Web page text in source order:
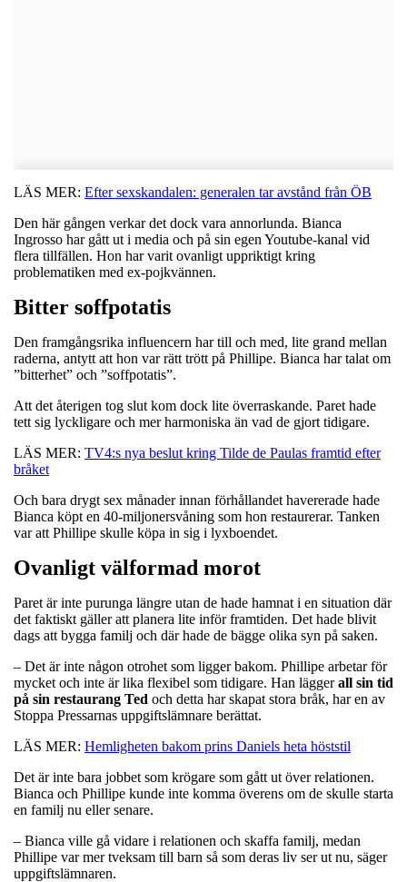
LÄS MER: Efter sexskandalen: generalen tar avstånd från ÖB
Den här gången verkar det dock vara annorlunda. Bianca
Ingrosso har gått ut i media och på sin egen Youtube-kanal vid
flera tillfällen. Hon har varit ovanligt uppriktigt kring
problematiken med ex-pojkvännen.
Bitter soffpotatis
Den framgångsrika influencern har till och med, lite grand mellan
raderna, antytt att hon var rätt trött på Phillipe. Bianca har talat om
”bitterhet” och ”soffpotatis”.
Att det återigen tog slut kom dock lite överraskande. Paret hade
tett sig lyckligare och mer harmoniska än vad de gjort tidigare.
LÄS MER: TV4:s nya beslut kring Tilde de Paulas framtid efter
bråket
Och bara drygt sex månader innan förhållandet havererade hade
Bianca köpt en 40-miljonersvåning som hon restaurerar. Tanken
var att Phillipe skulle köpa in sig i lyxboendet.
Ovanligt välformad morot
Paret är inte purunga längre utan de hade hamnat i en situation där
det faktiskt gäller att planera lite inför framtiden. Det hade blivit
dags att bygga familj och där hade de bägge olika syn på saken.
– Det är inte någon otrohet som ligger bakom. Phillipe arbetar för
mycket och inte är lika flexibel som tidigare. Han läggerall sin tid
på sin restaurang Ted och detta har skapat stora bråk, har en av
Stoppa Pressarnas uppgiftslämnare berättat.
LÄS MER: Hemligheten bakom prins Daniels heta höststil
Det är inte bara jobbet som krögare som gått ut över relationen.
Bianca och Phillipe kunde inte komma överens om de skulle starta
en familj nu eller senare.
– Bianca ville gå vidare i relationen och skaffa familj, medan
Phillipe var mer tveksam till barn så som deras liv ser ut nu, säger
uppgiftslämnaren.